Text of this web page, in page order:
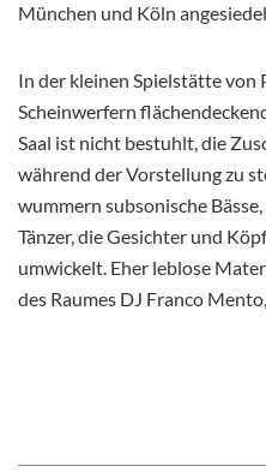
München und Köln
In der kleinen Spielstätte von
Scheinwerfern
Saal ist nicht bestuhlt, die
während der Vorstellung zu
wummern subsonische
Tänzer, die Gesichter und
umwickelt. Eher leblose
des Raumes DJ Franco